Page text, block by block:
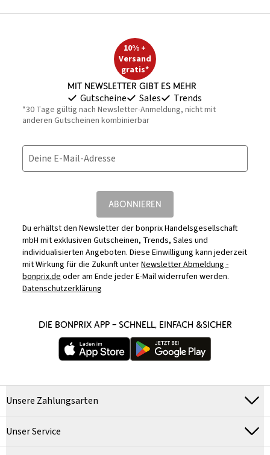
10% +
Versand
gratis*
Mit Newsletter gibt es mehr
Gutscheine Sales Trends
*30 Tage gültig nach Newsletter-Anmeldung, nicht mit
anderen Gutscheinen kombinierbar
Deine E-Mail-Adresse
ABONNIEREN
Du erhältst den Newsletter der bonprix Handelsgesellschaft
mbH mit exklusiven Gutscheinen, Trends, Sales und
individualisierten Angeboten. Diese Einwilligung kann jederzeit
mit Wirkung für die Zukunft unterNewsletter Abmeldung -
bonprix.deoder am Ende jeder E-Mail widerrufen werden.
Datenschutzerklärung
DIE BONPRIX APP – SCHNELL, EINFACH &SICHER
Unsere Zahlungsarten
Unser Service